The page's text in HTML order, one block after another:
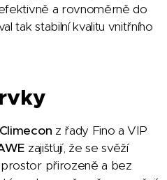
a rovnoměrně do
tak stabilní kvalitu vnitřního
z řady Fino a VIP
zajišťují, že se svěží
přirozeně a bez